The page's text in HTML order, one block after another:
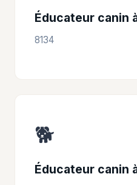
Éducateur canin
8134
🐕
Éducateur canin